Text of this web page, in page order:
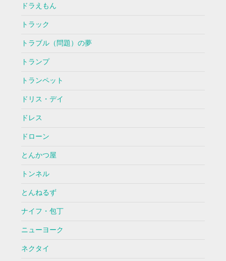
ドラえもん
トラック
トラブル（問題）の夢
トランプ
トランペット
ドリス・デイ
ドレス
ドローン
とんかつ屋
トンネル
とんねるず
ナイフ・包丁
ニューヨーク
ネクタイ